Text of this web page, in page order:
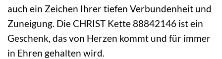
auch ein Zeichen Ihrer tiefen Verbundenheit und
Zuneigung. Die CHRIST Kette 88842146 ist ein
Geschenk, das von Herzen kommt und für immer
in Ehren gehalten wird.